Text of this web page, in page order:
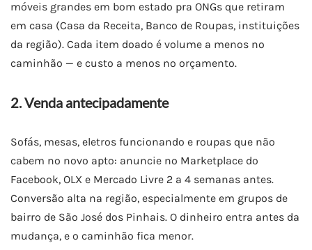
móveis grandes em bom estado pra ONGs que retiram
em casa (Casa da Receita, Banco de Roupas, instituições
da região). Cada item doado é volume a menos no
caminhão — e custo a menos no orçamento.
2. Venda antecipadamente
Sofás, mesas, eletros funcionando e roupas que não
cabem no novo apto: anuncie no Marketplace do
Facebook, OLX e Mercado Livre 2 a 4 semanas antes.
Conversão alta na região, especialmente em grupos de
bairro de São José dos Pinhais. O dinheiro entra antes da
mudança, e o caminhão fica menor.